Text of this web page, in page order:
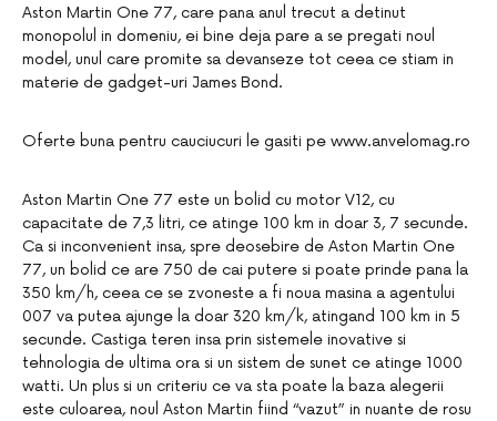
Aston Martin One 77, care pana anul trecut a detinut
monopolul in domeniu, ei bine deja pare a se pregati noul
model, unul care promite sa devanseze tot ceea ce stiam in
materie de gadget-uri James Bond.
Oferte buna pentru cauciucuri le gasiti pe www.anvelomag.ro
Aston Martin One 77 este un bolid cu motor V12, cu
capacitate de 7,3 litri, ce atinge 100 km in doar 3, 7 secunde.
Ca si inconvenient insa, spre deosebire de Aston Martin One
77, un bolid ce are 750 de cai putere si poate prinde pana la
350 km/h, ceea ce se zvoneste a fi noua masina a agentului
007 va putea ajunge la doar 320 km/k, atingand 100 km in 5
secunde. Castiga teren insa prin sistemele inovative si
tehnologia de ultima ora si un sistem de sunet ce atinge 1000
watti. Un plus si un criteriu ce va sta poate la baza alegerii
este culoarea, noul Aston Martin fiind “vazut” in nuante de rosu